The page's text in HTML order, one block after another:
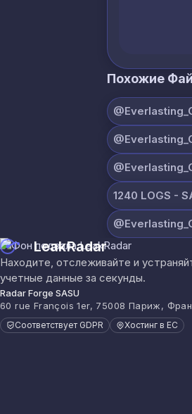
Похожие
1240 LOGS -
LeakRadar
Находите, отслеживайте и
учетные данные за секунды.
Radar Forge SASU
60 rue François 1er, 75008 Париж,
Соответствует GDPR Хостинг в ЕС